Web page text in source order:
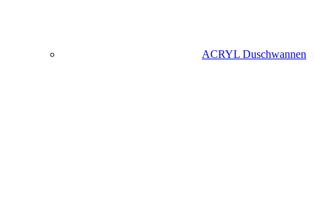
ACRYL Duschwannen